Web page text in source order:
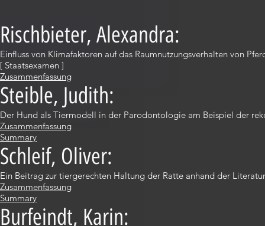
Rischbieter, Alexandra:
Einfluss von Klimafaktoren auf das Raumnutzungsverhalten von
[ Staatsexamen ]
Zusammenfassung
Steible, Judith:
Der Hund als Tiermodell in der Parodontologie am Beispiel der
Zusammenfassung
Summary
Schleif, Oliver:
Ein Beitrag zur tiergerechten Haltung der Ratte anhand der Literatur
Zusammenfassung
Summary
Burfeindt, Karin: